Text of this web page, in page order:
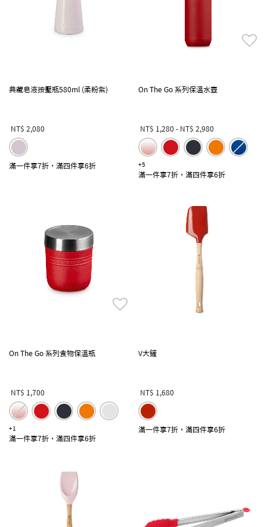
典藏皂液按壓瓶580ml (柔粉紫)
NT$ 2,080
滿一件享7折，滿四件享6折
On The Go 系列保溫水壺
NT$ 1,280- NT$ 2,980
+5
滿一件享7折，滿四件享6折
On The Go 系列食物保溫瓶
NT$ 1,700
+1
滿一件享7折，滿四件享6折
V大鏟
NT$ 1,680
滿一件享7折，滿四件享6折